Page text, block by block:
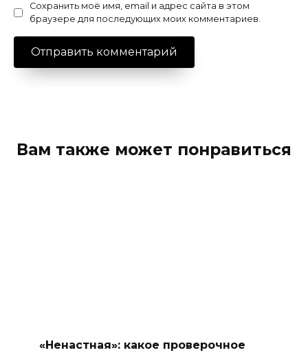
Сохранить моё имя, email и адрес сайта в этом
браузере для последующих моих комментариев.
Вам также может понравиться
«Ненастная»: какое проверочное